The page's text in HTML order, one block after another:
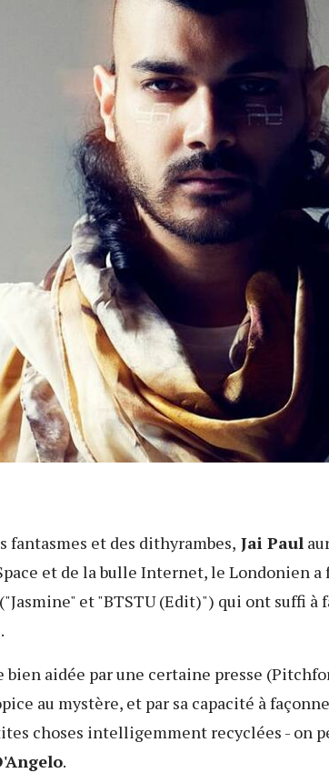
fantasmes et des dithyrambes, Jai Paul
et de la bulle Internet, le Londonien
et "BTSTU (Edit)") qui ont suffi
aidée par une certaine presse
au mystère, et par sa capacité à
choses intelligemment recyclées - on
.